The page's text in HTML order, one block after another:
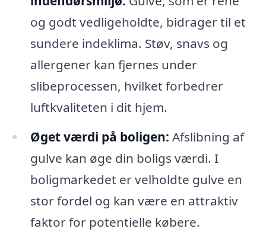
og godt vedligeholdte, bidrager til et
sundere indeklima. Støv, snavs og
allergener kan fjernes under
slibeprocessen, hvilket forbedrer
luftkvaliteten i dit hjem.
Øget værdi på boligen: Afslibning af
gulve kan øge din boligs værdi. I
boligmarkedet er velholdte gulve en
stor fordel og kan være en attraktiv
faktor for potentielle købere.